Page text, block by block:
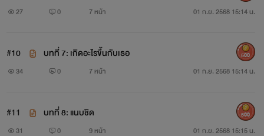
27 0 7 หน้า 01 ก.ย. 2568 15:14 น.
#10 บทที่ 7: เกิดอะไรขึ้นกับเธอ
34 0 7 หน้า 01 ก.ย. 2568 15:14 น.
500
#11 บทที่ 8: แนบชิด
31 0 9 หน้า 01 ก.ย. 2568 15:15 น.
500